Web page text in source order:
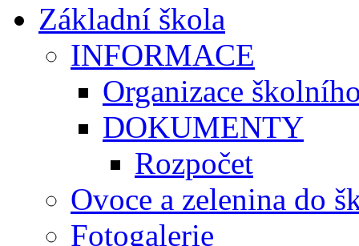
Základní škola
INFORMACE
Organizace
DOKUMENTY
Rozpočet
Ovoce a zelenina do
Fotogalerie